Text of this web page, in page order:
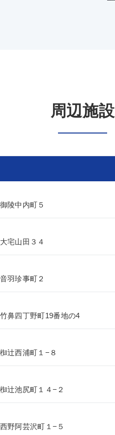
周辺施設
陵中内町５
宅山田３４
羽珍事町２
鼻四丁野町19番地の4
辻西浦町１−８
辻池尻町１４−２
野阿芸沢町１−５